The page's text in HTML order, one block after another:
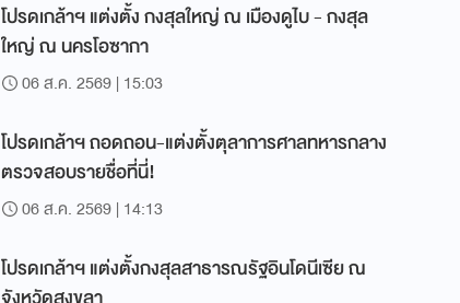
โปรดเกล้าฯ แต่งตั้ง กงสุลใหญ่ ณ เมืองดูไบ - กงสุล
ใหญ่ ณ นครโอซากา
06 ส.ค. 2569 | 15:03
โปรดเกล้าฯ ถอดถอน-แต่งตั้งตุลาการศาลทหารกลาง
ตรวจสอบรายชื่อที่นี่!
06 ส.ค. 2569 | 14:13
โปรดเกล้าฯ แต่งตั้งกงสุลสาธารณรัฐอินโดนีเซีย ณ